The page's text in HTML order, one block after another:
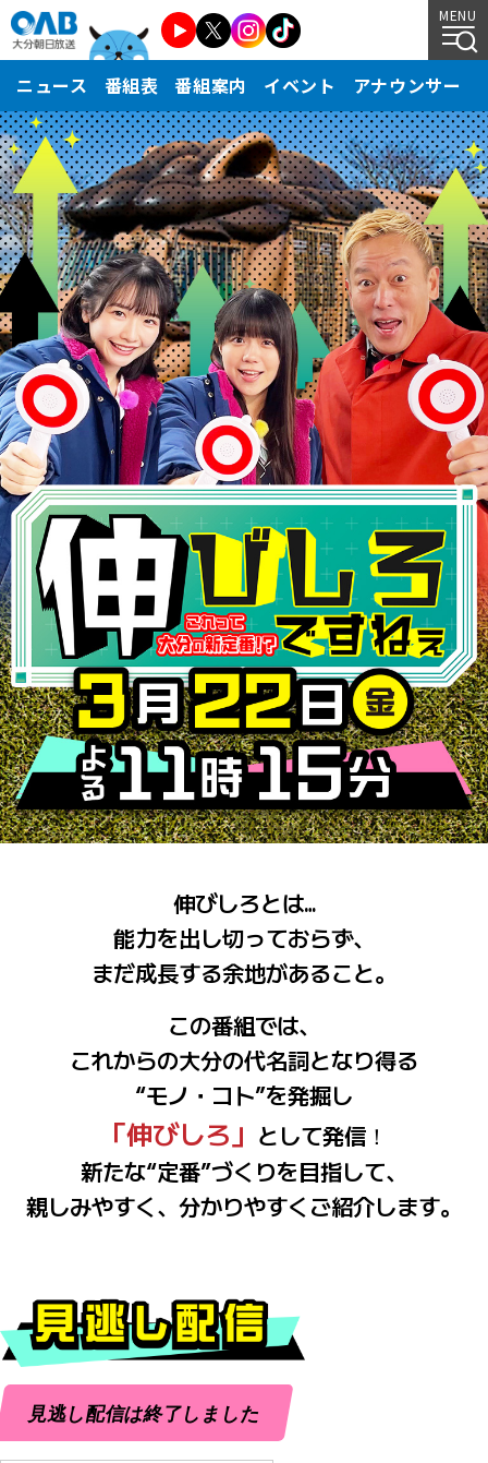
MENU
ニュース 番組表 番組案内 イベント アナウンサー
伸びしろとは…
能力を出し切っておらず、
まだ成長する余地があること。
この番組では、
これからの大分の代名詞となり得る
“モノ・コト”を発掘し
「伸びしろ」 として発信！
新たな“定番”づくりを目指して、
親しみやすく、 分かりやすくご紹介します。
見逃し配信は終了しました